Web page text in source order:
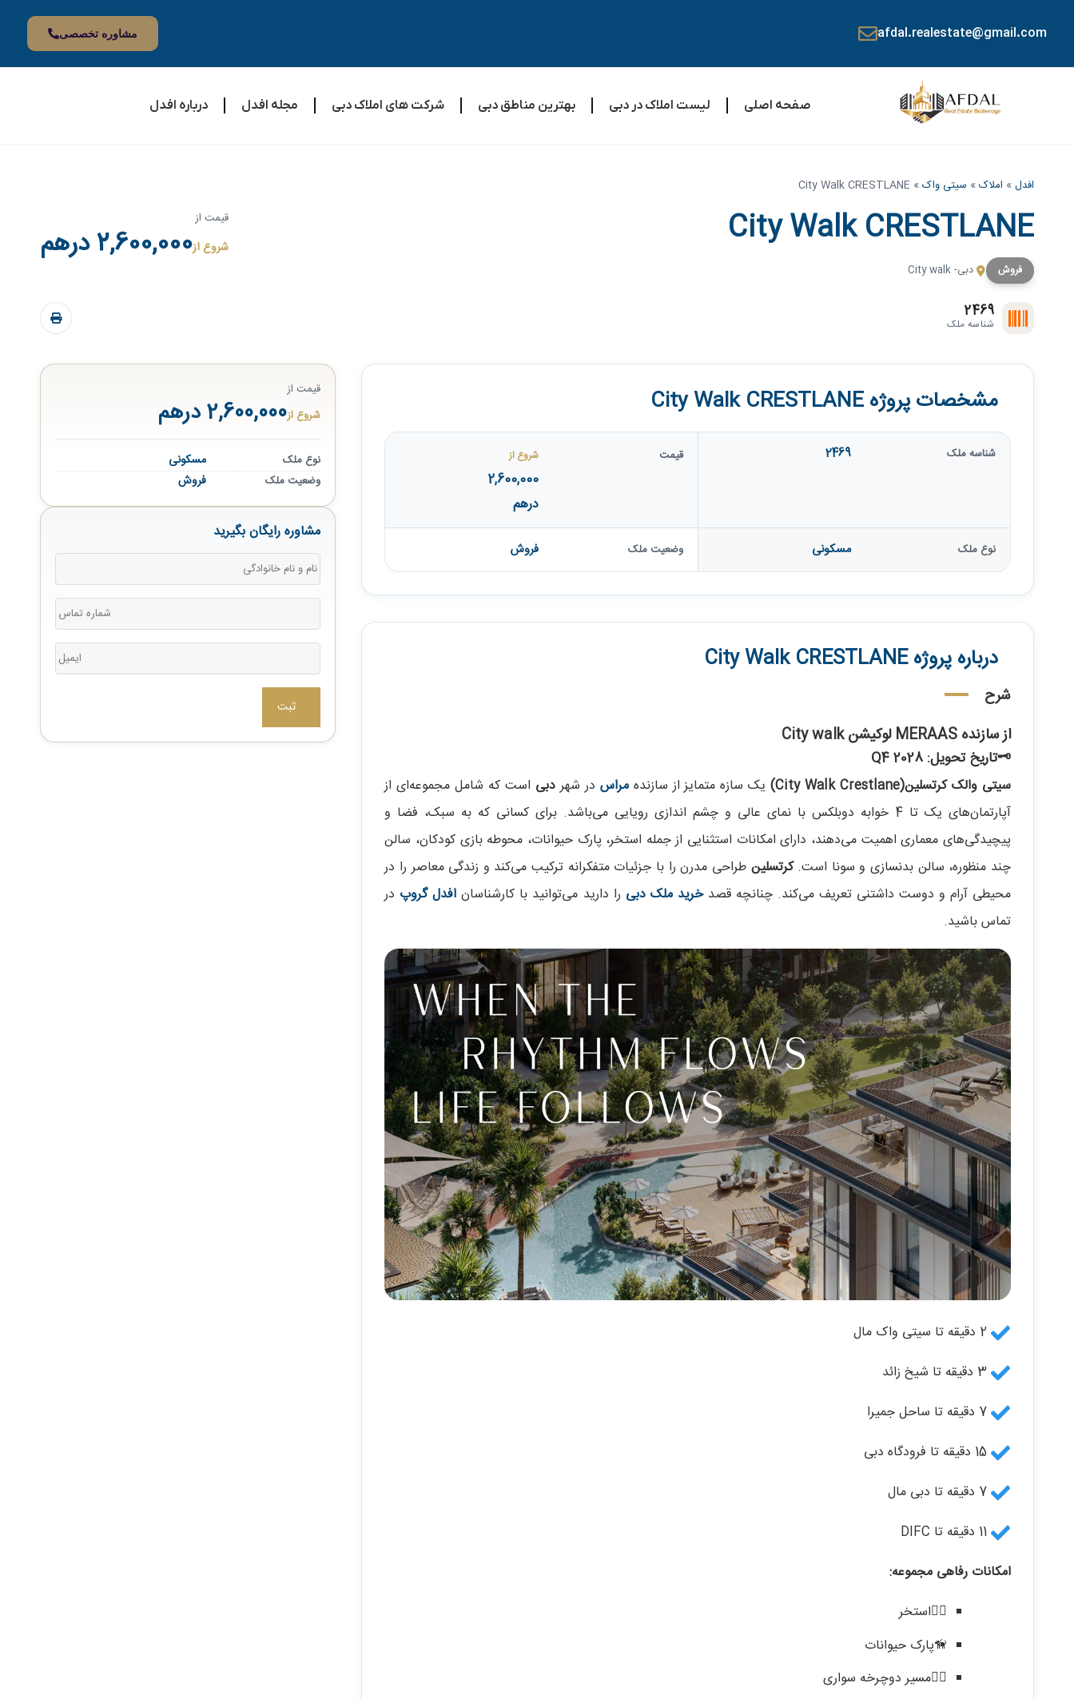
afdal.realestate@gmail.com مشاوره تخصصی
صفحه اصلی لیست املاک در دبی بهترین مناطق دبی شرکت های املاک دبی مجله افدل درباره افدل
افدل» املاک» سیتی واک»
City Walk CRESTLANE
City Walk CRESTLANE
فروش دبی- City walk
قیمت از
شروع از2,600,000 درهم
2469
شناسه ملک
مشخصات پروژه City Walk CRESTLANE
شناسه ملک 2469 قیمت شروع از
2,600,000
درهم
نوع ملک مسکونی وضعیت ملک فروش
درباره پروژه City Walk CRESTLANE
شرح
از سازنده MERAAS لوکیشن City walk
🗝تاریخ تحویل: Q4 2028
سیتی والک کرتسلین(City Walk Crestlane) یک سازه متمایز از سازندهمراس در شهردبی است که شامل مجموعه‌ای از
آپارتمان‌های یک تا 4 خوابه دوبلکس با نمای عالی و چشم اندازی رویایی می‌باشد. برای کسانی که به سبک، فضا و
پیچیدگی‌های معماری اهمیت می‌دهند، دارای امکانات استثنایی از جمله استخر، پارک حیوانات، محوطه بازی کودکان، سالن
چند منظوره، سالن بدنسازی و سونا است.کرتسلین طراحی مدرن را با جزئیات متفکرانه ترکیب می‌کند و زندگی معاصر را در
محیطی آرام و دوست داشتنی تعریف می‌کند. چنانچه قصدخرید ملک دبی را دارید می‌توانید با کارشناسان افدل گروپ در
تماس باشید.
امکانات رفاهی مجموعه:
🏊‍♂️استخر
🦮پارک حیوانات
🚴‍♂️مسیر دوچرخه سواری
قیمت از
شروع از2,600,000 درهم
نوع ملک مسکونی
وضعیت ملک فروش
مشاوره رایگان بگیرید